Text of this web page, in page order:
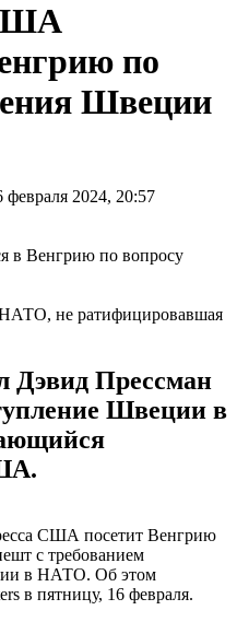
по
Швеции
февраля 2024, 20:57
НАТО, не ратифицировавшая
Дэвид Прессман
Швеции в
США посетит Венгрию
с требованием
в НАТО. Об этом
в пятницу, 16 февраля.